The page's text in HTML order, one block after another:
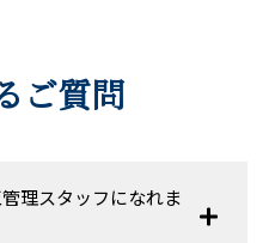
ご質問
理スタッフになれま